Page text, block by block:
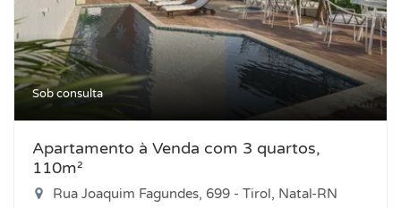
Sob consulta
Apartamento à Venda com 3 quartos,
110m²
Rua Joaquim Fagundes, 699 - Tirol, Natal-RN